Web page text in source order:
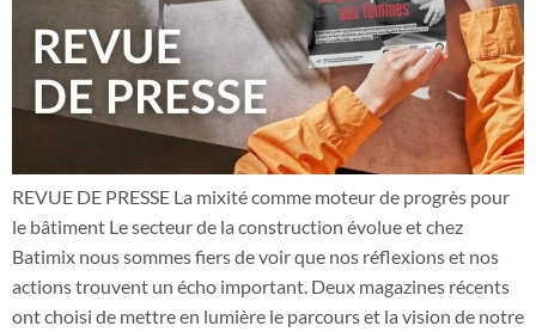
REVUE DE PRESSE La mixité comme moteur de progrès pour
le bâtiment Le secteur de la construction évolue et chez
Batimix nous sommes fiers de voir que nos réflexions et nos
actions trouvent un écho important. Deux magazines récents
ont choisi de mettre en lumière le parcours et la vision de notre